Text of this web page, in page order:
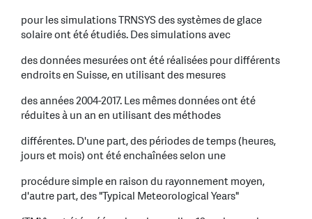
pour les simulations TRNSYS des systèmes de glace
solaire ont été étudiés. Des simulations avec
des données mesurées ont été réalisées pour différents
endroits en Suisse, en utilisant des mesures
des années 2004-2017. Les mêmes données ont été
réduites à un an en utilisant des méthodes
différentes. D'une part, des périodes de temps (heures,
jours et mois) ont été enchaînées selon une
procédure simple en raison du rayonnement moyen,
d'autre part, des "Typical Meteorological Years"